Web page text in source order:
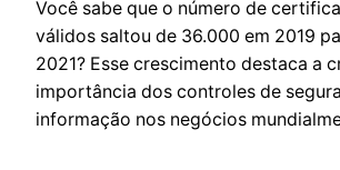
Você sabe que o número de
válidos saltou de 36.000 em 2019
2021? Esse crescimento destaca a
importância dos controles de
informação nos negócios